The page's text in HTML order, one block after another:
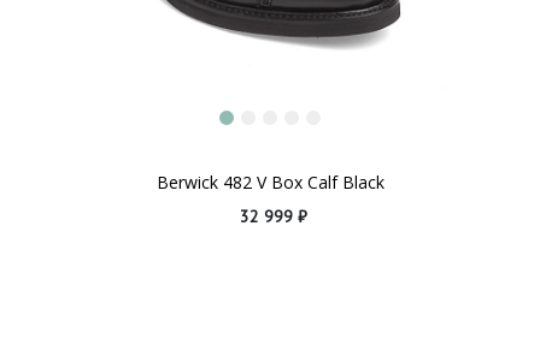
Berwick 482 V Box Calf Black
32 999 ₽